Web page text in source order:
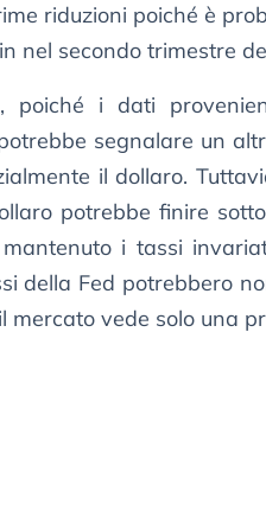
riduzioni poiché è
nel secondo trimestre
i dati
segnalare un
il dollaro.
potrebbe finire
i tassi
della Fed potrebbero
vede solo una